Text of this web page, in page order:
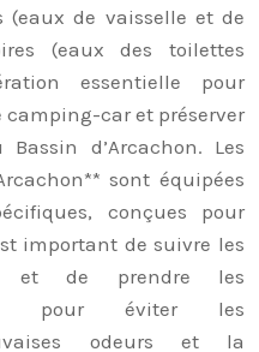
(eaux de vaisselle et de
(eaux des toilettes
essentielle pour
car et préserver
d’Arcachon. Les
sont équipées
conçues pour
important de suivre les
et de prendre les
pour éviter les
odeurs et la